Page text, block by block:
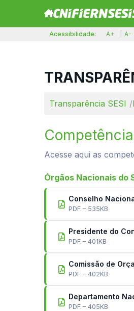
Acessibilidade: A+ A-
Transparência SESI
Acesse aqui as
Órgãos Nacionais do
Conselho
PDF – 535KB
Presidente do
PDF – 401KB
Comissão de
PDF – 402KB
Departamento
PDF – 405KB